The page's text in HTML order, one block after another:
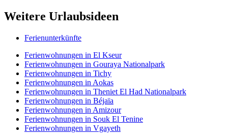
Weitere Urlaubsideen
Ferienunterkünfte
Ferienwohnungen in El Kseur
Ferienwohnungen in Gouraya Nationalpark
Ferienwohnungen in Tichy
Ferienwohnungen in Aokas
Ferienwohnungen in Theniet El Had Nationalpark
Ferienwohnungen in Béjaïa
Ferienwohnungen in Amizour
Ferienwohnungen in Souk El Tenine
Ferienwohnungen in Vgayeth